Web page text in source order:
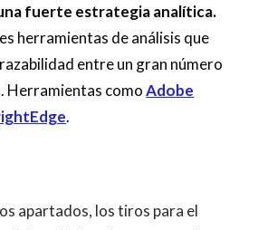
fuerte estrategia analítica.
herramientas de análisis que
entre un gran número
Herramientas comoAdobe
.
apartados, los tiros para el